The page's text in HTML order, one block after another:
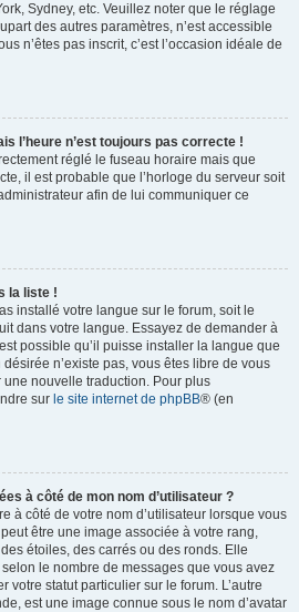
Sydney, etc. Veuillez noter que le réglage
des autres paramètres, n’est accessible
n’êtes pas inscrit, c’est l’occasion idéale de
l’heure n’est toujours pas correcte !
réglé le fuseau horaire mais que
il est probable que l’horloge du serveur soit
afin de lui communiquer ce
la liste !
installé votre langue sur le forum, soit le
dans votre langue. Essayez de demander à
possible qu’il puisse installer la langue que
n’existe pas, vous êtes libre de vous
nouvelle traduction. Pour plus
sur le site internet de phpBB® (en
à côté de mon nom d’utilisateur ?
à côté de votre nom d’utilisateur lorsque vous
être une image associée à votre rang,
étoiles, des carrés ou des ronds. Elle
le nombre de messages que vous avez
votre statut particulier sur le forum. L’autre
est une image connue sous le nom d’avatar